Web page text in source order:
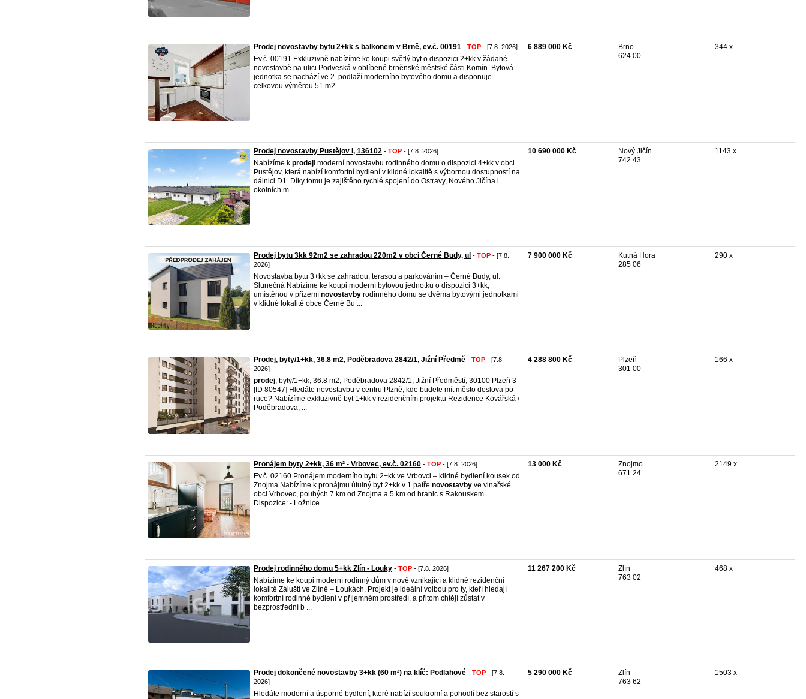
Prodej novostavby bytu 2+kk s balkonem v Brně, ev.č. 00191 - TOP - [7.8. 2026]
Ev.č. 00191 Exkluzivně nabízíme ke koupi světlý byt o dispozici 2+kk v žádané
novostavbě na ulici Podveská v oblíbené brněnské městské části Komín. Bytová
jednotka se nachází ve 2. podlaží moderního bytového domu a disponuje
celkovou výměrou 51 m2 ...
6 889 000 Kč
Brno
624 00
344 x
Prodej novostavby Pustějov I, 136102 - TOP - [7.8. 2026]
Nabízíme k prodeji moderní novostavbu rodinného domu o dispozici 4+kk v obci
Pustějov, která nabízí komfortní bydlení v klidné lokalitě s výbornou dostupností na
dálnici D1. Díky tomu je zajištěno rychlé spojení do Ostravy, Nového Jičína i
okolních m ...
10 690 000 Kč
Nový Jičín
742 43
1143 x
Prodej bytu 3kk 92m2 se zahradou 220m2 v obci Černé Budy, ul - TOP - [7.8.
2026]
Novostavba bytu 3+kk se zahradou, terasou a parkováním – Černé Budy, ul.
Slunečná Nabízíme ke koupi moderní bytovou jednotku o dispozici 3+kk,
umístěnou v přízemí novostavby rodinného domu se dvěma bytovými jednotkami
v klidné lokalitě obce Černé Bu ...
7 900 000 Kč
Kutná Hora
285 06
290 x
Prodej, byty/1+kk, 36.8 m2, Poděbradova 2842/1, Jižní Předmě - TOP - [7.8.
2026]
prodej, byty/1+kk, 36.8 m2, Poděbradova 2842/1, Jižní Předměstí, 30100 Plzeň 3
[ID 80547] ‎Hledáte novostavbu v centru Plzně, kde budete mít město doslova po
ruce? Nabízíme exkluzivně byt 1+kk v rezidenčním projektu Rezidence Kovářská /
Poděbradova, ...
4 288 800 Kč
Plzeň
301 00
166 x
Pronájem byty 2+kk, 36 m² - Vrbovec, ev.č. 02160 - TOP - [7.8. 2026]
Ev.č. 02160 Pronájem moderního bytu 2+kk ve Vrbovci – klidné bydlení kousek od
Znojma Nabízíme k pronájmu útulný byt 2+kk v 1.patře novostavby ve vinařské
obci Vrbovec, pouhých 7 km od Znojma a 5 km od hranic s Rakouskem.
Dispozice: - Ložnice ...
13 000 Kč
Znojmo
671 24
2149 x
Prodej rodinného domu 5+kk Zlín - Louky - TOP - [7.8. 2026]
Nabízíme ke koupi moderní rodinný dům v nově vznikající a klidné rezidenční
lokalitě Záluští ve Zlíně – Loukách. Projekt je ideální volbou pro ty, kteří hledají
komfortní rodinné bydlení v příjemném prostředí, a přitom chtějí zůstat v
bezprostřední b ...
11 267 200 Kč
Zlín
763 02
468 x
Prodej dokončené novostavby 3+kk (60 m²) na klíč: Podlahové - TOP - [7.8.
2026]
Hledáte moderní a úsporné bydlení, které nabízí soukromí a pohodlí bez starostí s
5 290 000 Kč
Zlín
763 62
1503 x